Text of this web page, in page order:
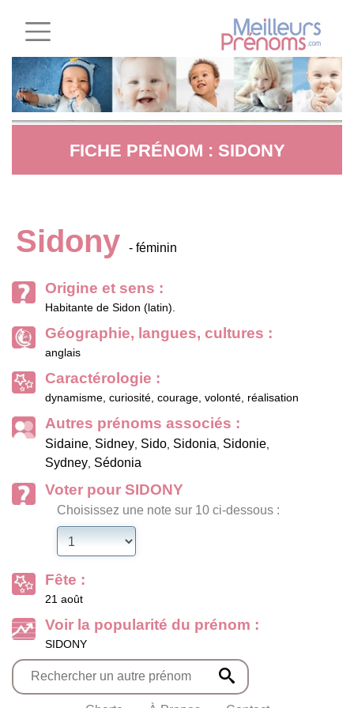
FICHE PRÉNOM : SIDONY
Sidony - féminin
Origine et sens :
Habitante de Sidon (latin).
Géographie, langues, cultures :
anglais
Caractérologie :
dynamisme, curiosité, courage, volonté, réalisation
Autres prénoms associés :
Sidaine, Sidney, Sido, Sidonia, Sidonie,
Sydney, Sédonia
Voter pour SIDONY
Choisissez une note sur 10 ci-dessous :
Fête :
21 août
Voir la popularité du prénom :
SIDONY